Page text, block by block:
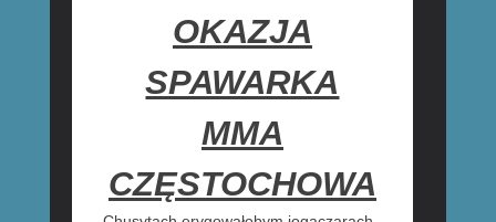
OKAZJA
SPAWARKA
MMA
CZĘSTOCHOWA